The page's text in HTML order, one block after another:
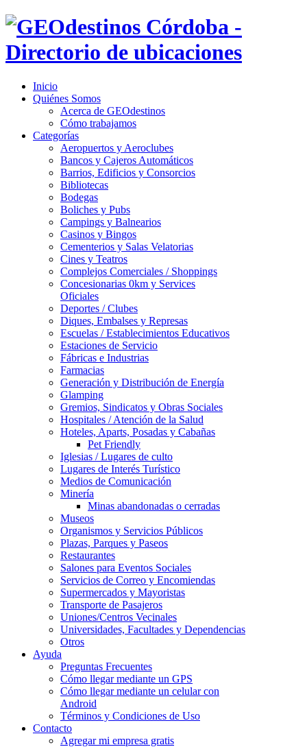
Inicio
Quiénes Somos
Acerca de GEOdestinos
Cómo trabajamos
Categorías
Aeropuertos y Aeroclubes
Bancos y Cajeros Automáticos
Barrios, Edificios y Consorcios
Bibliotecas
Bodegas
Boliches y Pubs
Campings y Balnearios
Casinos y Bingos
Cementerios y Salas Velatorias
Cines y Teatros
Complejos Comerciales / Shoppings
Concesionarias 0km y Services
Oficiales
Deportes / Clubes
Diques, Embalses y Represas
Escuelas / Establecimientos Educativos
Estaciones de Servicio
Fábricas e Industrias
Farmacias
Generación y Distribución de Energía
Glamping
Gremios, Sindicatos y Obras Sociales
Hospitales / Atención de la Salud
Hoteles, Aparts, Posadas y Cabañas
Pet Friendly
Iglesias / Lugares de culto
Lugares de Interés Turístico
Medios de Comunicación
Minería
Minas abandonadas o cerradas
Museos
Organismos y Servicios Públicos
Plazas, Parques y Paseos
Restaurantes
Salones para Eventos Sociales
Servicios de Correo y Encomiendas
Supermercados y Mayoristas
Transporte de Pasajeros
Uniones/Centros Vecinales
Universidades, Facultades y Dependencias
Otros
Ayuda
Preguntas Frecuentes
Cómo llegar mediante un GPS
Cómo llegar mediante un celular con
Android
Términos y Condiciones de Uso
Contacto
Agregar mi empresa gratis